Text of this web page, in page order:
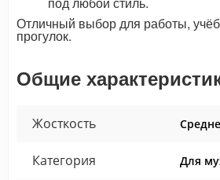
Отличный выбор для работы,
прогулок.
Общие
Жосткость
Категория Для